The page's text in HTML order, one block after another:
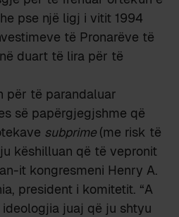
pse një ligj i vitit 1994
të Pronarëve të
duart të lira për të
për të parandaluar
së papërgjegjshme që
subprime (me risk të
këshilluan që të vepronit
it kongresmeni Henry A.
president i komitetit. “A
juaj që ju shtyu